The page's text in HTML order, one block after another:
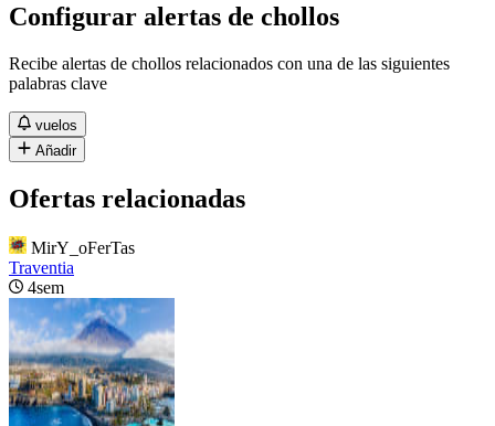
Configurar alertas de chollos
Recibe alertas de chollos relacionados con una de las siguientes
palabras clave
vuelos
Añadir
Ofertas relacionadas
MirY_oFerTas
Traventia
4sem